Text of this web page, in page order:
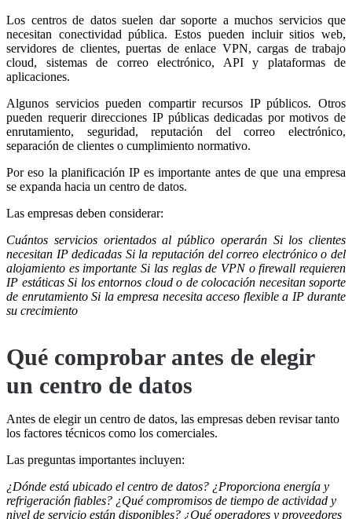
Los centros de datos suelen dar soporte a muchos servicios que
necesitan conectividad pública. Estos pueden incluir sitios web,
servidores de clientes, puertas de enlace VPN, cargas de trabajo
cloud, sistemas de correo electrónico, API y plataformas de
aplicaciones.
Algunos servicios pueden compartir recursos IP públicos. Otros
pueden requerir direcciones IP públicas dedicadas por motivos de
enrutamiento, seguridad, reputación del correo electrónico,
separación de clientes o cumplimiento normativo.
Por eso la planificación IP es importante antes de que una empresa
se expanda hacia un centro de datos.
Las empresas deben considerar:
Cuántos servicios orientados al público operarán Si los clientes
necesitan IP dedicadas Si la reputación del correo electrónico o del
alojamiento es importante Si las reglas de VPN o firewall requieren
IP estáticas Si los entornos cloud o de colocación necesitan soporte
de enrutamiento Si la empresa necesita acceso flexible a IP durante
su crecimiento
Qué comprobar antes de elegir
un centro de datos
Antes de elegir un centro de datos, las empresas deben revisar tanto
los factores técnicos como los comerciales.
Las preguntas importantes incluyen:
¿Dónde está ubicado el centro de datos? ¿Proporciona energía y
refrigeración fiables? ¿Qué compromisos de tiempo de actividad y
nivel de servicio están disponibles? ¿Qué operadores y proveedores